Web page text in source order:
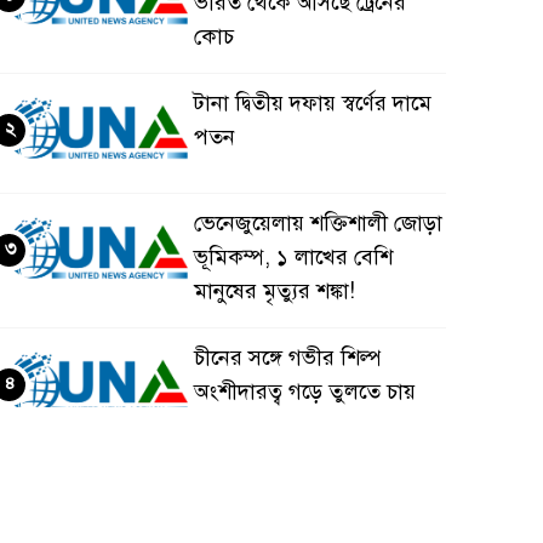
কোচ
টানা দ্বিতীয় দফায় স্বর্ণের দামে
পতন
২
ভেনেজুয়েলায় শক্তিশালী জোড়া
ভূমিকম্প, ১ লাখের বেশি
মানুষের মৃত্যুর শঙ্কা!
৩
চীনের সঙ্গে গভীর শিল্প
অংশীদারত্ব গড়ে তুলতে চায়
৪